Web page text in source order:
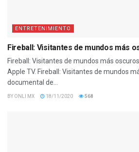
ENTRETENIMIENTO
Fireball: Visitantes de mundos más
Fireball: Visitantes de mundos más
Apple TV. Fireball: Visitantes de mundos
documental de...
BY ONLI MX 18/11/2020 568